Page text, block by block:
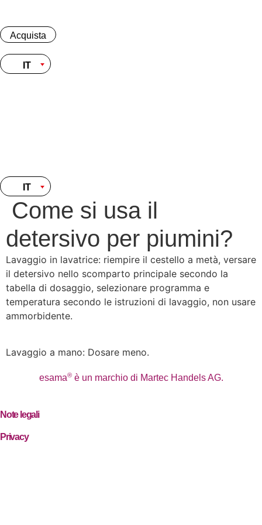
content
Acquista
IT
IT
Come si usa il
detersivo per piumini?
Lavaggio in lavatrice: riempire il cestello a metà, versare
il detersivo nello scomparto principale secondo la
tabella di dosaggio, selezionare programma e
temperatura secondo le istruzioni di lavaggio, non usare
ammorbidente.
Lavaggio a mano: Dosare meno.
esama®è un marchio di Martec Handels AG.
Note legali
Privacy